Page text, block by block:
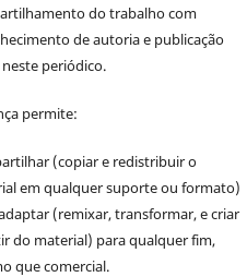
do trabalho com
de autoria e publicação
neste periódico.
permite:
(copiar e redistribuir o
em qualquer suporte ou formato)
(remixar, transformar, e criar
do material) para qualquer fim,
que comercial.